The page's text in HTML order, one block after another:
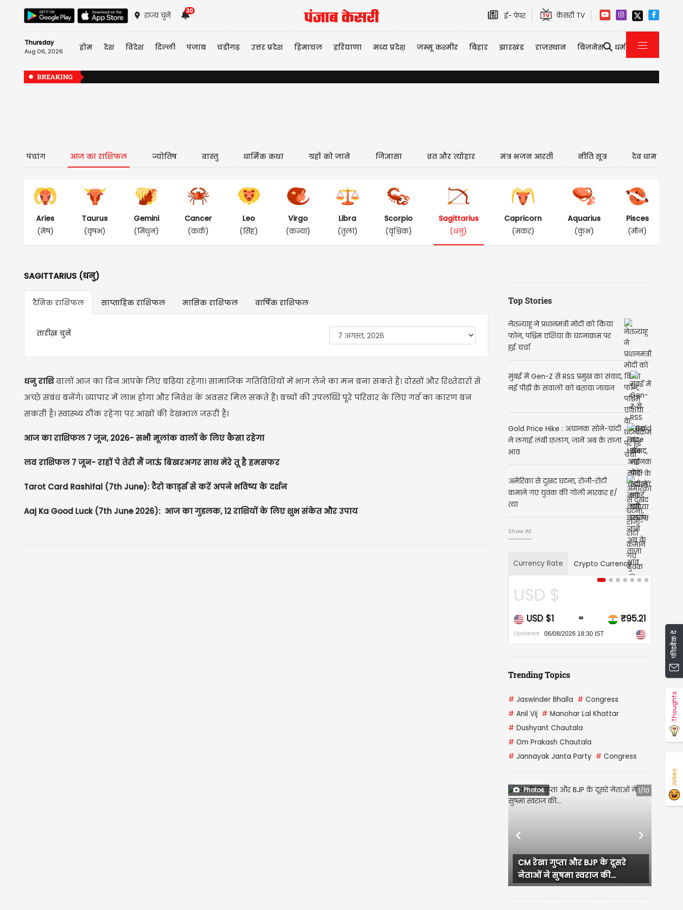
राज्य चुनें
30
ई- पेपर केसरी TV
Thursday
Aug 06, 2026 होम देश विदेश दिल्ली पंजाब चंडीगढ़ उत्तर प्रदेश हिमाचल हरियाणा मध्य प्रदेश़ जम्मू कश्मीर बिहार झारखंड राजस्थान बिज़नेस धर्म
BREAKING
पंचांग आज का राशिफल ज्योतिष वास्तु धार्मिक कथा ग्रहों को जाने जिज्ञासा व्रत और त्योहार मंत्र भजन आरती नीति सूत्र देव धाम
Aries
(मेष)
Taurus
(वृषभ)
Gemini
(मिथुन)
Cancer
(कर्क)
Leo
(सिंह)
Virgo
(कन्या)
Libra
(तुला)
Scorpio
(वृश्चिक)
Sagittarius
(धनु)
Capricorn
(मकर)
Aquarius
(कुंभ)
Pisces
(मीन)
SAGITTARIUS (धनु)
दैनिक राशिफल साप्ताहिक राशिफल मासिक राशिफल वार्षिक राशिफल
तारीख़ चुनें
धनु राशिवालों आज का दिन आपके लिए बढ़िया रहेगा। सामाजिक गतिविधियों में भाग लेने का मन बना सकते हैं। दोस्तों और रिश्तेदारों से
अच्छे संबंध बनेंगे। व्यापार में लाभ होगा और निवेश के अवसर मिल सकते हैं। बच्चों की उपलब्धि पूरे परिवार के लिए गर्व का कारण बन
सकती है। स्वास्थ्य ठीक रहेगा पर आंखों की देखभाल जरूरी है।
आज का राशिफल 7 जून, 2026- सभी मूलांक वालों के लिए कैसा रहेगा
लव राशिफल 7 जून- राहों पे तेरी मैं जाऊं बिखरअगर साथ मेरे तू है हमसफर
Tarot Card Rashifal (7th June): टैरो कार्ड्स से करें अपने भविष्य के दर्शन
Aaj Ka Good Luck (7th June 2026): आज का गुडलक, 12 राशियों के लिए शुभ संकेत और उपाय
Top Stories
नेतन्याहू ने प्रधानमंत्री मोदी को किया
फोन, पश्चिम एशिया के घटनाक्रम पर
हुई चर्चा
मुंबई में Gen-Z से RSS प्रमुख का संवाद,
नई पीढ़ी के सवालों को बताया जायज़
Gold Price Hike : अचानक सोने-चांदी
ने लगाई लंबी छलांग, जानें अब के ताजा
भाव
अमेरिका से दुखद घटना, रोजी-रोटी
कमाने गए युवक की गोली मारकर ह/
त्या
Show All
Currency Rate Crypto Currency
USD $
USD $1 = ₹95.21
Updated 06/08/2026 18:30 IST
Trending Topics
# Jaswinder Bhalla # Congress
# Anil Vij # Manohar Lal Khattar
# Dushyant Chautala
# Om Prakash Chautala
# Jannayak Janta Party # Congress
Photos 1/10
CM रेखा गुप्ता और BJP के दूसरे
नेताओं ने सुषमा स्वराज की...
Previous Next
फीडबैक दें
Thoughts
Jokes